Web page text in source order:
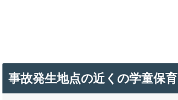
事故発生地点の近くの学童保育